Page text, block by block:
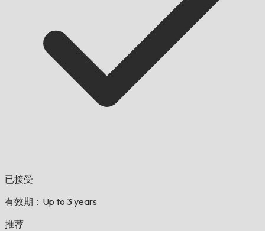
已接受
有效期：Up to 3 years
推荐